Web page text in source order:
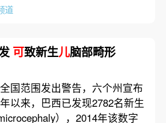
道
可致新生儿脑部畸形
国范围发出警告，六个州宣布
以来，巴西已发现2782名新生
），2014年该数字